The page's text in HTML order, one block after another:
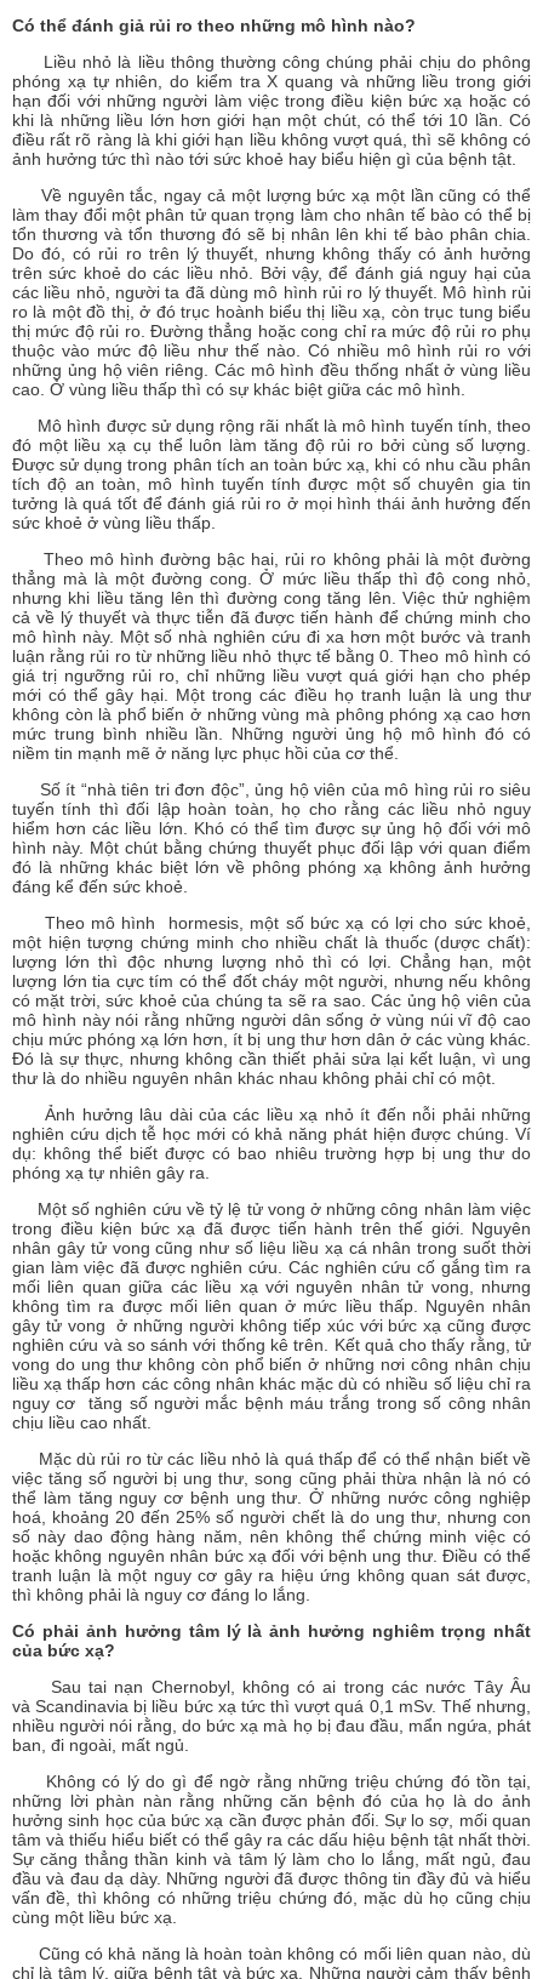
Có thể đánh giả rủi ro theo những mô hình nào?
Liều nhỏ là liều thông thường công chúng phải chịu do phông
phóng xạ tự nhiên, do kiểm tra X quang và những liều trong giới
hạn đối với những người làm việc trong điều kiện bức xạ hoặc có
khi là những liều lớn hơn giới hạn một chút, có thể tới 10 lần. Có
điều rất rõ ràng là khi giới hạn liều không vượt quá, thì sẽ không có
ảnh hưởng tức thì nào tới sức khoẻ hay biểu hiện gì của bệnh tật.
Về nguyên tắc, ngay cả một lượng bức xạ một lần cũng có thể
làm thay đổi một phân tử quan trọng làm cho nhân tế bào có thể bị
tổn thương và tổn thương đó sẽ bị nhân lên khi tế bào phân chia.
Do đó, có rủi ro trên lý thuyết, nhưng không thấy có ảnh hưởng
trên sức khoẻ do các liều nhỏ. Bởi vậy, để đánh giá nguy hại của
các liều nhỏ, người ta đã dùng mô hình rủi ro lý thuyết. Mô hình rủi
ro là một đồ thị, ở đó trục hoành biểu thị liều xạ, còn trục tung biểu
thị mức độ rủi ro. Đường thẳng hoặc cong chỉ ra mức độ rủi ro phụ
thuộc vào mức độ liều như thế nào. Có nhiều mô hình rủi ro với
những ủng hộ viên riêng. Các mô hình đều thống nhất ở vùng liều
cao. Ở vùng liều thấp thì có sự khác biệt giữa các mô hình.
Mô hình được sử dụng rộng rãi nhất là mô hình tuyến tính, theo
đó một liều xạ cụ thể luôn làm tăng độ rủi ro bởi cùng số lượng.
Được sử dụng trong phân tích an toàn bức xạ, khi có nhu cầu phân
tích độ an toàn, mô hình tuyến tính được một số chuyên gia tin
tưởng là quá tốt để đánh giá rủi ro ở mọi hình thái ảnh hưởng đến
sức khoẻ ở vùng liều thấp.
Theo mô hình đường bậc hai, rủi ro không phải là một đường
thẳng mà là một đường cong. Ở mức liều thấp thì độ cong nhỏ,
nhưng khi liều tăng lên thì đường cong tăng lên. Việc thử nghiệm
cả về lý thuyết và thực tiễn đã được tiến hành để chứng minh cho
mô hình này. Một số nhà nghiên cứu đi xa hơn một bước và tranh
luận rằng rủi ro từ những liều nhỏ thực tế bằng 0. Theo mô hình có
giá trị ngưỡng rủi ro, chỉ những liều vượt quá giới hạn cho phép
mới có thể gây hại. Một trong các điều họ tranh luận là ung thư
không còn là phổ biến ở những vùng mà phông phóng xạ cao hơn
mức trung bình nhiều lần. Những người ủng hộ mô hình đó có
niềm tin mạnh mẽ ở năng lực phục hồi của cơ thể.
Số ít “nhà tiên tri đơn độc”, ủng hộ viên của mô hìng rủi ro siêu
tuyến tính thì đối lập hoàn toàn, họ cho rằng các liều nhỏ nguy
hiểm hơn các liều lớn. Khó có thể tìm được sự ủng hộ đối với mô
hình này. Một chút bằng chứng thuyết phục đối lập với quan điểm
đó là những khác biệt lớn về phông phóng xạ không ảnh hưởng
đáng kể đến sức khoẻ.
Theo mô hình hormesis, một số bức xạ có lợi cho sức khoẻ,
một hiện tượng chứng minh cho nhiều chất là thuốc (dược chất):
lượng lớn thì độc nhưng lượng nhỏ thì có lợi. Chẳng hạn, một
lượng lớn tia cực tím có thể đốt cháy một người, nhưng nếu không
có mặt trời, sức khoẻ của chúng ta sẽ ra sao. Các ủng hộ viên của
mô hình này nói rằng những người dân sống ở vùng núi vĩ độ cao
chịu mức phóng xạ lớn hơn, ít bị ung thư hơn dân ở các vùng khác.
Đó là sự thực, nhưng không cần thiết phải sửa lại kết luận, vì ung
thư là do nhiều nguyên nhân khác nhau không phải chỉ có một.
Ảnh hưởng lâu dài của các liều xạ nhỏ ít đến nỗi phải những
nghiên cứu dịch tễ học mới có khả năng phát hiện được chúng. Ví
dụ: không thể biết được có bao nhiêu trường hợp bị ung thư do
phóng xạ tự nhiên gây ra.
Một số nghiên cứu về tỷ lệ tử vong ở những công nhân làm việc
trong điều kiện bức xạ đã được tiến hành trên thế giới. Nguyên
nhân gây tử vong cũng như số liệu liều xạ cá nhân trong suốt thời
gian làm việc đã được nghiên cứu. Các nghiên cứu cố gắng tìm ra
mối liên quan giữa các liều xạ với nguyên nhân tử vong, nhưng
không tìm ra được mối liên quan ở mức liều thấp. Nguyên nhân
gây tử vong ở những người không tiếp xúc với bức xạ cũng được
nghiên cứu và so sánh với thống kê trên. Kết quả cho thấy rằng, tử
vong do ung thư không còn phổ biến ở những nơi công nhân chịu
liều xạ thấp hơn các công nhân khác mặc dù có nhiều số liệu chỉ ra
nguy cơ tăng số người mắc bệnh máu trắng trong số công nhân
chịu liều cao nhất.
Mặc dù rủi ro từ các liều nhỏ là quá thấp để có thể nhận biết về
việc tăng số người bị ung thư, song cũng phải thừa nhận là nó có
thể làm tăng nguy cơ bệnh ung thư. Ở những nước công nghiệp
hoá, khoảng 20 đến 25% số người chết là do ung thư, nhưng con
số này dao động hàng năm, nên không thể chứng minh việc có
hoặc không nguyên nhân bức xạ đối với bệnh ung thư. Điều có thể
tranh luận là một nguy cơ gây ra hiệu ứng không quan sát được,
thì không phải là nguy cơ đáng lo lắng.
Có phải ảnh hưởng tâm lý là ảnh hưởng nghiêm trọng nhất
của bức xạ?
Sau tai nạn Chernobyl, không có ai trong các nước Tây Âu
và Scandinavia bị liều bức xạ tức thì vượt quá 0,1 mSv. Thế nhưng,
nhiều người nói rằng, do bức xạ mà họ bị đau đầu, mẩn ngứa, phát
ban, đi ngoài, mất ngủ.
Không có lý do gì để ngờ rằng những triệu chứng đó tồn tại,
những lời phàn nàn rằng những căn bệnh đó của họ là do ảnh
hưởng sinh học của bức xạ cần được phản đối. Sự lo sợ, mối quan
tâm và thiếu hiểu biết có thể gây ra các dấu hiệu bệnh tật nhất thời.
Sự căng thẳng thần kinh và tâm lý làm cho lo lắng, mất ngủ, đau
đầu và đau dạ dày. Những người đã được thông tin đầy đủ và hiểu
vấn đề, thì không có những triệu chứng đó, mặc dù họ cũng chịu
cùng một liều bức xạ.
Cũng có khả năng là hoàn toàn không có mối liên quan nào, dù
chỉ là tâm lý, giữa bệnh tật và bức xạ. Những người cảm thấy bệnh